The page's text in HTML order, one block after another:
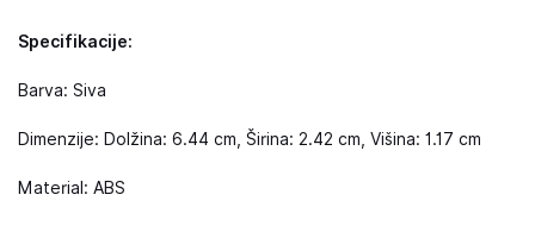
Specifikacije:
Barva: Siva
Dimenzije: Dolžina: 6.44 cm, Širina: 2.42 cm, Višina: 1.17 cm
Material: ABS